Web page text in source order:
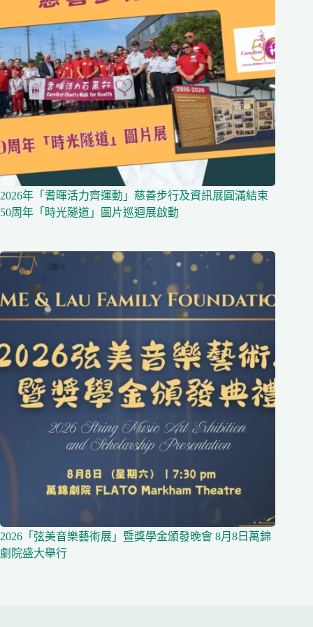
2026年「耆暉活力齊運動」慈善步行及資訊展圓滿結束
50周年「時光隧道」圖片巡迴展啟動
2026「弦美音樂藝術展」暨獎學金頒發晚會 8月8日萬錦
劇院盛大舉行